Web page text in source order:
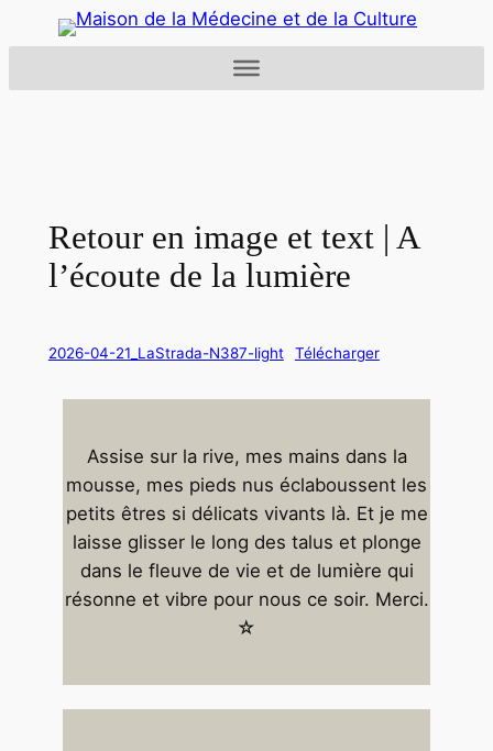
au
Retour en image et text | A
l’écoute de la lumière
2026-04-21_LaStrada-N387-light Télécharger
Assise sur la rive, mes mains dans la
mousse, mes pieds nus éclaboussent les
petits êtres si délicats vivants là. Et je me
laisse glisser le long des talus et plonge
dans le fleuve de vie et de lumière qui
résonne et vibre pour nous ce soir. Merci.
☆